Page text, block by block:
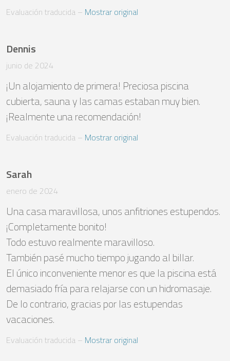
Evaluación traducida – Mostrar original
Dennis
junio de 2024
¡Un alojamiento de primera! Preciosa piscina
cubierta, sauna y las camas estaban muy bien.
¡Realmente una recomendación!
Evaluación traducida – Mostrar original
Sarah
enero de 2024
Una casa maravillosa, unos anfitriones estupendos.
¡Completamente bonito!
Todo estuvo realmente maravilloso.
También pasé mucho tiempo jugando al billar.
El único inconveniente menor es que la piscina está
demasiado fría para relajarse con un hidromasaje.
De lo contrario, gracias por las estupendas
vacaciones.
Evaluación traducida – Mostrar original